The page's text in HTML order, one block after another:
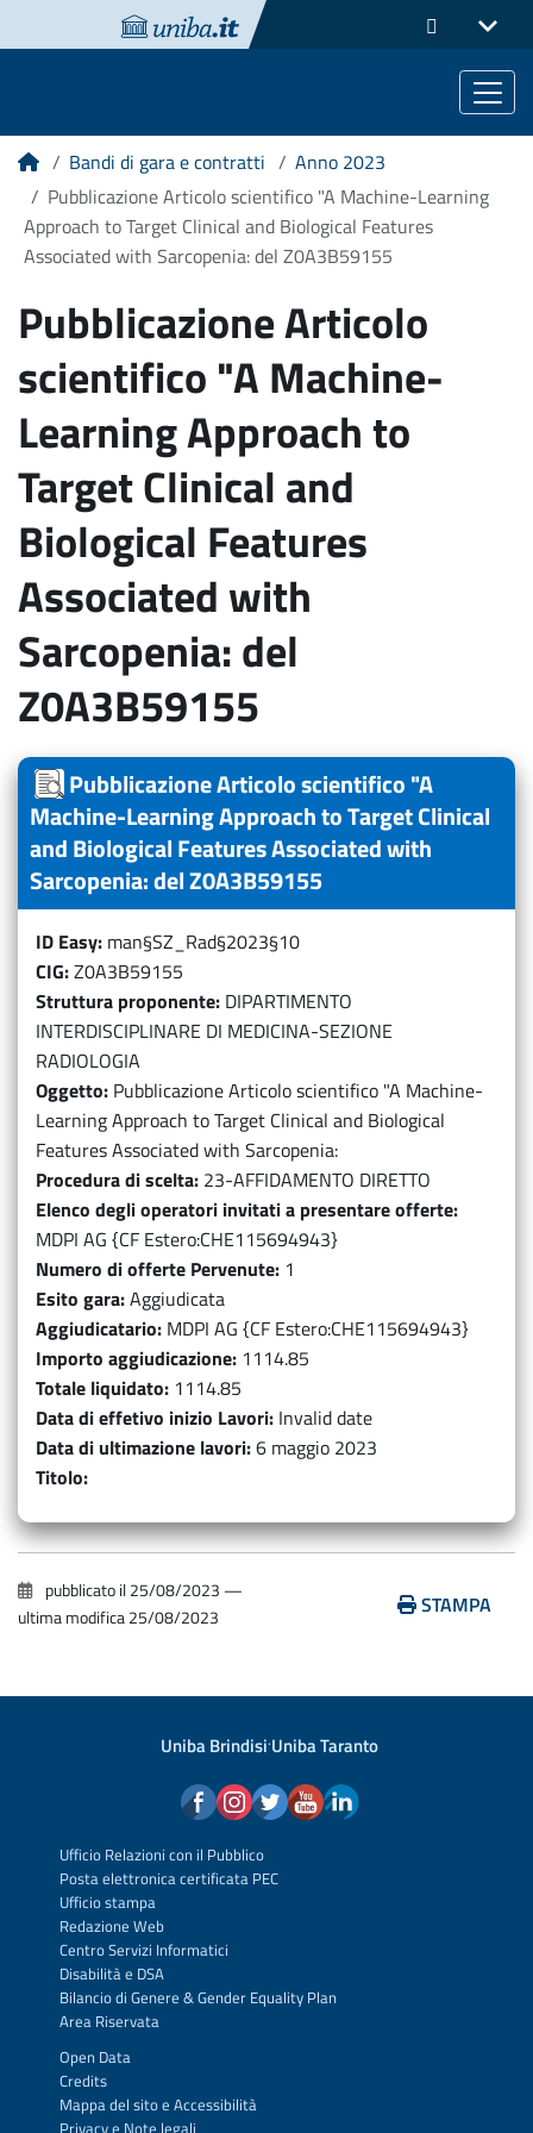
HomeBandi di gara e contratti
Anno 2023
Pubblicazione Articolo scientifico "A Machine-Learning
Approach to Target Clinical and Biological Features
Associated with Sarcopenia: del Z0A3B59155
Pubblicazione Articolo
scientifico "A Machine-
Learning Approach to
Target Clinical and
Biological Features
Associated with
Sarcopenia: del
Z0A3B59155
Pubblicazione Articolo scientifico "A
Machine-Learning Approach to Target Clinical
and Biological Features Associated with
Sarcopenia: del Z0A3B59155
ID Easy man§SZ_Rad§2023§10
CIG Z0A3B59155
Struttura proponente DIPARTIMENTO
INTERDISCIPLINARE DI MEDICINA-SEZIONE
RADIOLOGIA
Oggetto Pubblicazione Articolo scientifico "A Machine-
Learning Approach to Target Clinical and Biological
Features Associated with Sarcopenia:
Procedura di scelta 23-AFFIDAMENTO DIRETTO
Elenco degli operatori invitati a presentare offerte
MDPI AG {CF Estero:CHE115694943}
Numero di offerte Pervenute 1
Esito gara Aggiudicata
Aggiudicatario MDPI AG {CF Estero:CHE115694943}
Importo aggiudicazione 1114.85
Totale liquidato 1114.85
Data di effetivo inizio Lavori Invalid date
Data di ultimazione lavori 6 maggio 2023
Titolo
pubblicato il25/08/2023 —
ultima modifica25/08/2023 STAMPA
Uniba Brindisi·Uniba Taranto
Ufficio Relazioni con il Pubblico
Posta elettronica certificata PEC
Ufficio stampa
Redazione Web
Centro Servizi Informatici
Disabilità e DSA
Bilancio di Genere & Gender Equality Plan
Area Riservata
Open Data
Credits
Mappa del sitoe Accessibilità
Privacye Note legali